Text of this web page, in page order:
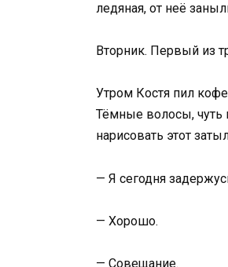
ледяная, от неё
Вторник. Первый из
Утром Костя пил
Тёмные волосы,
нарисовать этот
— Я сегодня
— Хорошо.
— Совещание.